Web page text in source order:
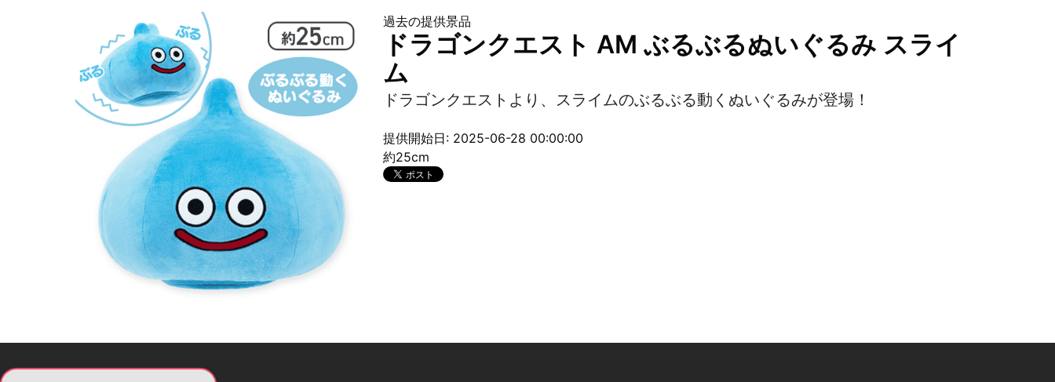
過去の提供景品
ドラゴンクエスト AM ぶるぶるぬいぐるみ スライ
ム
ドラゴンクエストより、スライムのぶるぶる動くぬいぐるみが登場！
提供開始日: 2025-06-28 00:00:00
約25cm